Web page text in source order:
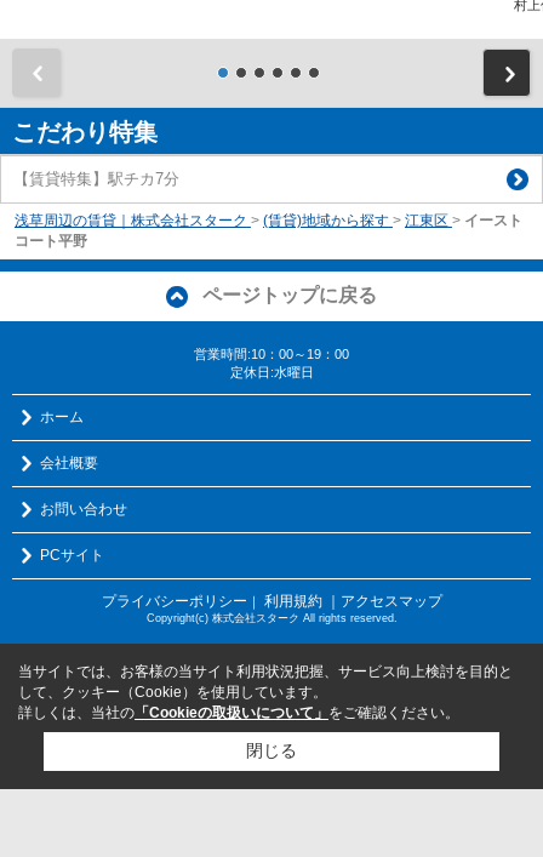
村上
こだわり特集
【賃貸特集】駅チカ7分
浅草周辺の賃貸｜株式会社スターク > (賃貸)地域から探す > 江東区 > イースト
コート平野
ページトップに戻る
営業時間:10：00～19：00
定休日:水曜日
ホーム
会社概要
お問い合わせ
PCサイト
プライバシーポリシー 利用規約 ｜アクセスマップ
Copyright(c) 株式会社スターク All rights reserved.
当サイトでは、お客様の当サイト利用状況把握、サービス向上検討を目的と
して、クッキー（Cookie）を使用しています。
詳しくは、当社の 「Cookieの取扱いについて」 をご確認ください。
閉じる